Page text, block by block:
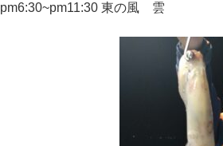
pm6:30~pm11:30 東の風 雲